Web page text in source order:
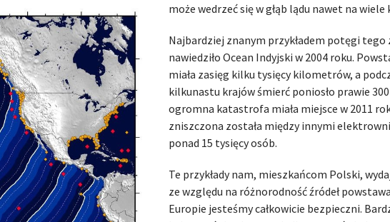
może wedrzeć się w głąb lądu nawet na
Najbardziej znanym przykładem potęgi
nawiedziło Ocean Indyjski w 2004 roku.
miała zasięg kilku tysięcy kilometrów, a
kilkunastu krajów śmierć poniosło prawie
ogromna katastrofa miała miejsce w 2011
zniszczona została między innymi
ponad 15 tysięcy osób.
Te przykłady nam, mieszkańcom Polski,
ze względu na różnorodność źródeł
Europie jesteśmy całkowicie bezpieczni.